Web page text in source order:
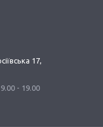
17,
9.00 - 19.00